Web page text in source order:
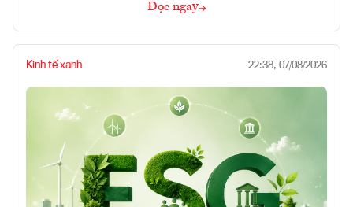
Đọc ngay
Kinh tế xanh 22:38, 07/08/2026